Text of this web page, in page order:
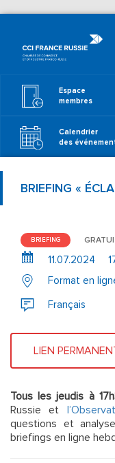
Espace
membres
Calendrier
des
BRIEFING «
BRIEFING
11.07.2024
Format en
Français
LIEN
Tous les jeudis à
Russie et
questions et
briefings en ligne